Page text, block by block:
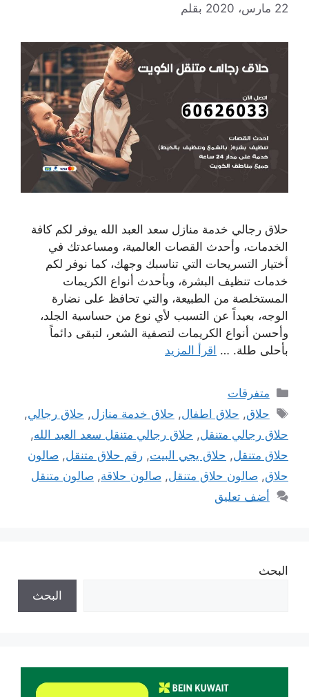
22 مارس، 2020 بقلم
حلاق رجالي خدمة منازل سعد العبد الله يوفر لكم كافة
الخدمات، وأحدث القصات العالمية، ومساعدتك في
أختيار التسريحات التي تناسبك وجهك، كما نوفر لكم
خدمات تنظيف البشرة، وبأحدث أنواع الكريمات
المستخلصة من الطبيعة، والتي تحافظ على نضارة
الوجه، بعيداً عن التسبب لأي نوع من حساسية الجلد،
وأحسن أنواع الكريمات لتصفية الشعر، لتبقى دائماً
بأحلى طلة. … اقرأ المزيد
التصنيفات
متفرقات
الوسوم
حلاق, حلاق اطفال, حلاق خدمة منازل, حلاق رجالي,
حلاق رجالي متنقل, حلاق رجالي متنقل سعد العبد الله,
حلاق متنقل, حلاق يجي البيت, رقم حلاق متنقل, صالون
حلاق, صالون حلاق متنقل, صالون حلاقة, صالون متنقل
أضف تعليق
البحث
البحث